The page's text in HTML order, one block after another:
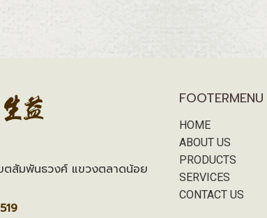
ตสัมพันธวงศ์ แขวงตลาดน้อย
FOOTERMENU
HOME
ABOUT US
PRODUCTS
SERVICES
CONTACT US